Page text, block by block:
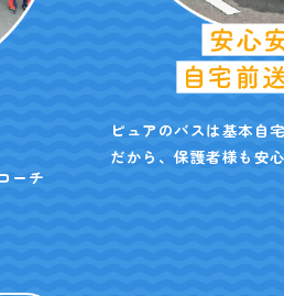
ーチ
ピュアのバスは基本自
だから、保護者様も安心